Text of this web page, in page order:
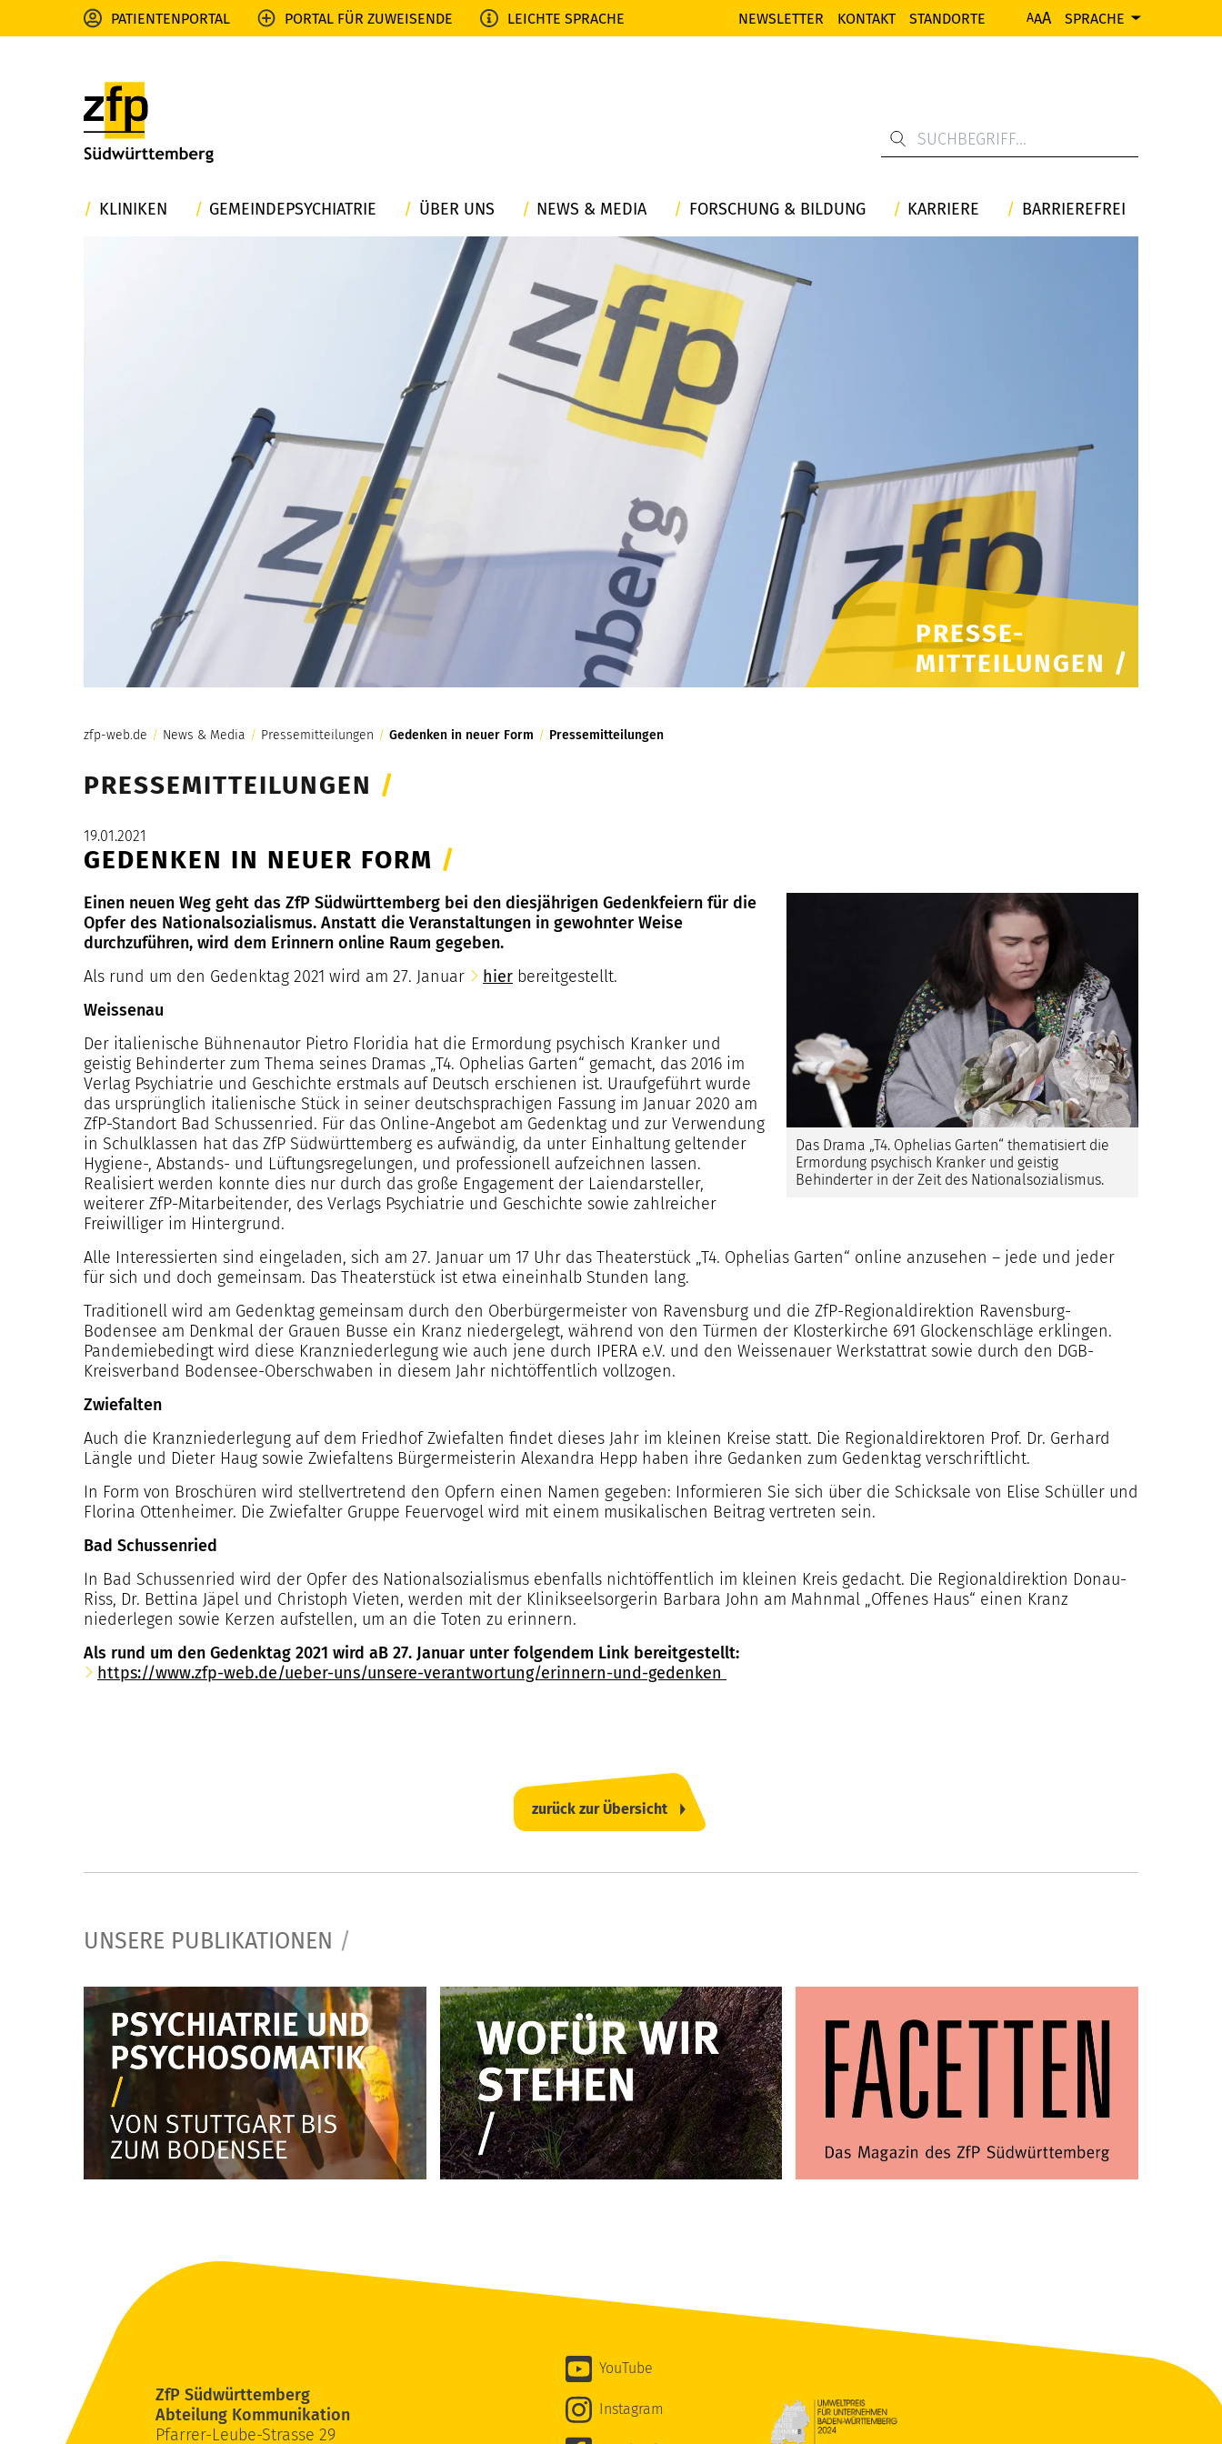
PATIENTENPORTAL PORTAL FÜR ZUWEISENDE LEICHTE SPRACHE NEWSLETTER KONTAKT STANDORTE AAA SPRACHE
KLINIKEN GEMEINDEPSYCHIATRIE ÜBER UNS NEWS & MEDIA FORSCHUNG & BILDUNG KARRIERE BARRIEREFREI
PRESSE-
MITTEILUNGEN /
zfp-web.de / News & Media / Pressemitteilungen / Gedenken in neuer Form / Pressemitteilungen
PRESSEMITTEILUNGEN /
19.01.2021
GEDENKEN IN NEUER FORM /
Das Drama „T4. Ophelias Garten“ thematisiert die
Ermordung psychisch Kranker und geistig
Behinderter in der Zeit des Nationalsozialismus.
Einen neuen Weg geht das ZfP Südwürttemberg bei den diesjährigen Gedenkfeiern für die
Opfer des Nationalsozialismus. Anstatt die Veranstaltungen in gewohnter Weise
durchzuführen, wird dem Erinnern online Raum gegeben.
Als rund um den Gedenktag 2021 wird am 27. Januar
hier bereitgestellt.
Weissenau
Der italienische Bühnenautor Pietro Floridia hat die Ermordung psychisch Kranker und
geistig Behinderter zum Thema seines Dramas „T4. Ophelias Garten“ gemacht, das 2016 im
Verlag Psychiatrie und Geschichte erstmals auf Deutsch erschienen ist. Uraufgeführt wurde
das ursprünglich italienische Stück in seiner deutschsprachigen Fassung im Januar 2020 am
ZfP-Standort Bad Schussenried. Für das Online-Angebot am Gedenktag und zur Verwendung
in Schulklassen hat das ZfP Südwürttemberg es aufwändig, da unter Einhaltung geltender
Hygiene-, Abstands- und Lüftungsregelungen, und professionell aufzeichnen lassen.
Realisiert werden konnte dies nur durch das große Engagement der Laiendarsteller,
weiterer ZfP-Mitarbeitender, des Verlags Psychiatrie und Geschichte sowie zahlreicher
Freiwilliger im Hintergrund.
Alle Interessierten sind eingeladen, sich am 27. Januar um 17 Uhr das Theaterstück „T4. Ophelias Garten“ online anzusehen – jede und jeder
für sich und doch gemeinsam. Das Theaterstück ist etwa eineinhalb Stunden lang.
Traditionell wird am Gedenktag gemeinsam durch den Oberbürgermeister von Ravensburg und die ZfP-Regionaldirektion Ravensburg-
Bodensee am Denkmal der Grauen Busse ein Kranz niedergelegt, während von den Türmen der Klosterkirche 691 Glockenschläge erklingen.
Pandemiebedingt wird diese Kranzniederlegung wie auch jene durch IPERA e.V. und den Weissenauer Werkstattrat sowie durch den DGB-
Kreisverband Bodensee-Oberschwaben in diesem Jahr nichtöffentlich vollzogen.
Zwiefalten
Auch die Kranzniederlegung auf dem Friedhof Zwiefalten findet dieses Jahr im kleinen Kreise statt. Die Regionaldirektoren Prof. Dr. Gerhard
Längle und Dieter Haug sowie Zwiefaltens Bürgermeisterin Alexandra Hepp haben ihre Gedanken zum Gedenktag verschriftlicht.
In Form von Broschüren wird stellvertretend den Opfern einen Namen gegeben: Informieren Sie sich über die Schicksale von Elise Schüller und
Florina Ottenheimer. Die Zwiefalter Gruppe Feuervogel wird mit einem musikalischen Beitrag vertreten sein.
Bad Schussenried
In Bad Schussenried wird der Opfer des Nationalsozialismus ebenfalls nichtöffentlich im kleinen Kreis gedacht. Die Regionaldirektion Donau-
Riss, Dr. Bettina Jäpel und Christoph Vieten, werden mit der Klinikseelsorgerin Barbara John am Mahnmal „Offenes Haus“ einen Kranz
niederlegen sowie Kerzen aufstellen, um an die Toten zu erinnern.
Als rund um den Gedenktag 2021 wird aB 27. Januar unter folgendem Link bereitgestellt:
https://www.zfp-web.de/ueber-uns/unsere-verantwortung/erinnern-und-gedenken
zurück zur Übersicht
UNSERE PUBLIKATIONEN /
ZfP Südwürttemberg
Abteilung Kommunikation
Pfarrer-Leube-Strasse 29
YouTube
Instagram